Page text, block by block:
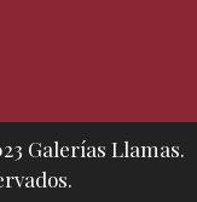
Galerías Llamas.